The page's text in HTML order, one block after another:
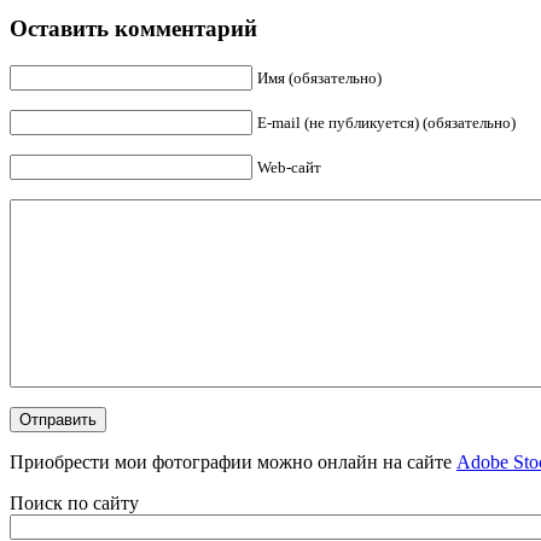
Оставить комментарий
Имя (обязательно)
E-mail (не публикуется) (обязательно)
Web-сайт
Приобрести мои фотографии можно онлайн на сайте Adobe
Поиск по сайту